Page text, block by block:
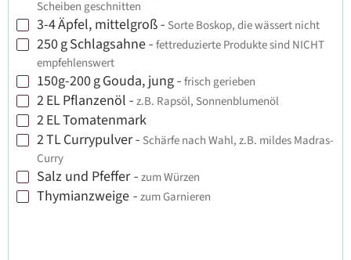
Scheiben geschnitten
▢
3-4Äpfel, mittelgroß - Sorte Boskop, die wässert nicht
▢
250gSchlagsahne - fettreduzierte Produkte sind NICHT
empfehlenswert
▢
150g-200gGouda, jung - frisch gerieben
▢
2ELPflanzenöl - z.B. Rapsöl, Sonnenblumenöl
▢
2ELTomatenmark
▢
2TLCurrypulver- Schärfe nach Wahl, z.B. mildes Madras-
Curry
▢
Salz und Pfeffer - zum Würzen
▢
Thymianzweige - zum Garnieren